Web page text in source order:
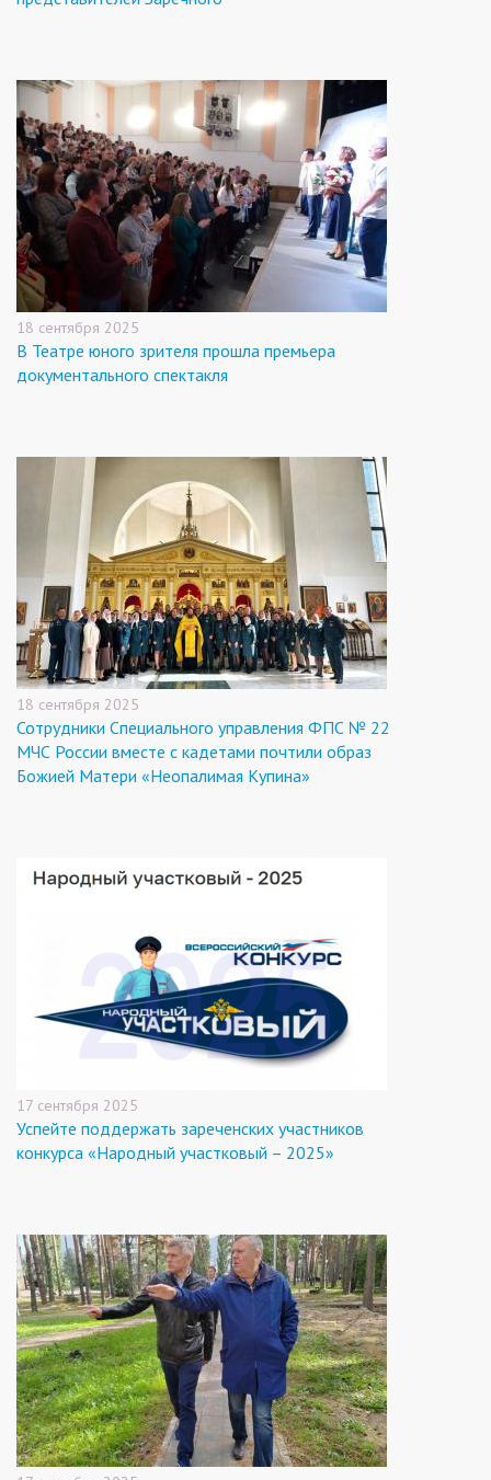
18 сентября 2025
В Театре юного зрителя прошла премьера
документального спектакля
18 сентября 2025
Сотрудники Специального управления ФПС № 22
МЧС России вместе с кадетами почтили образ
Божией Матери «Неопалимая Купина»
17 сентября 2025
Успейте поддержать зареченских участников
конкурса «Народный участковый – 2025»